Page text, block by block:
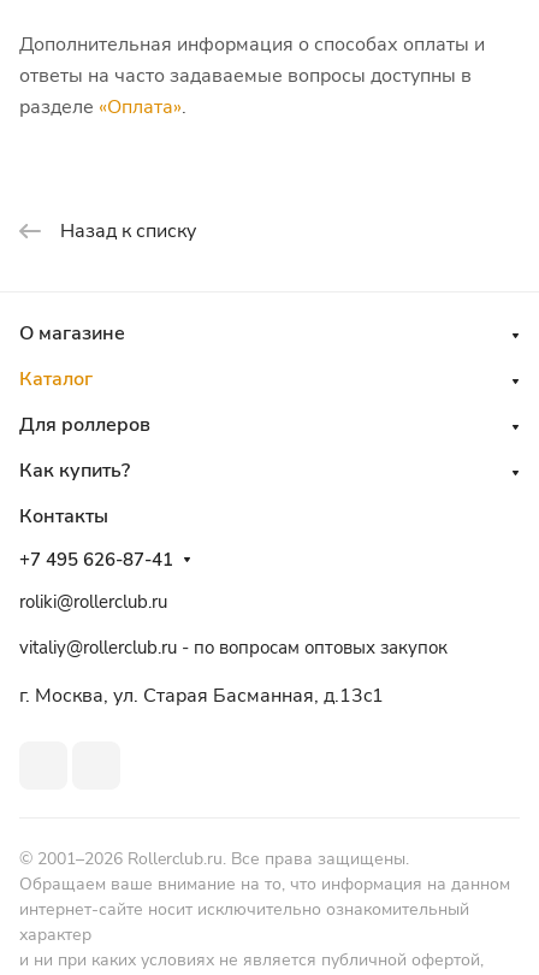
Дополнительная информация о способах оплаты и
ответы на часто задаваемые вопросы доступны в
разделе «Оплата».
Назад к списку
О магазине
Каталог
Для роллеров
Как купить?
Контакты
+7 495 626-87-41
roliki@rollerclub.ru
vitaliy@rollerclub.ru - по вопросам оптовых закупок
г. Москва, ул. Старая Басманная, д.13c1
© 2001–2026 Rollerclub.ru. Все права защищены.
Обращаем ваше внимание на то, что информация на данном
интернет-сайте носит исключительно ознакомительный
характер
и ни при каких условиях не является публичной офертой,